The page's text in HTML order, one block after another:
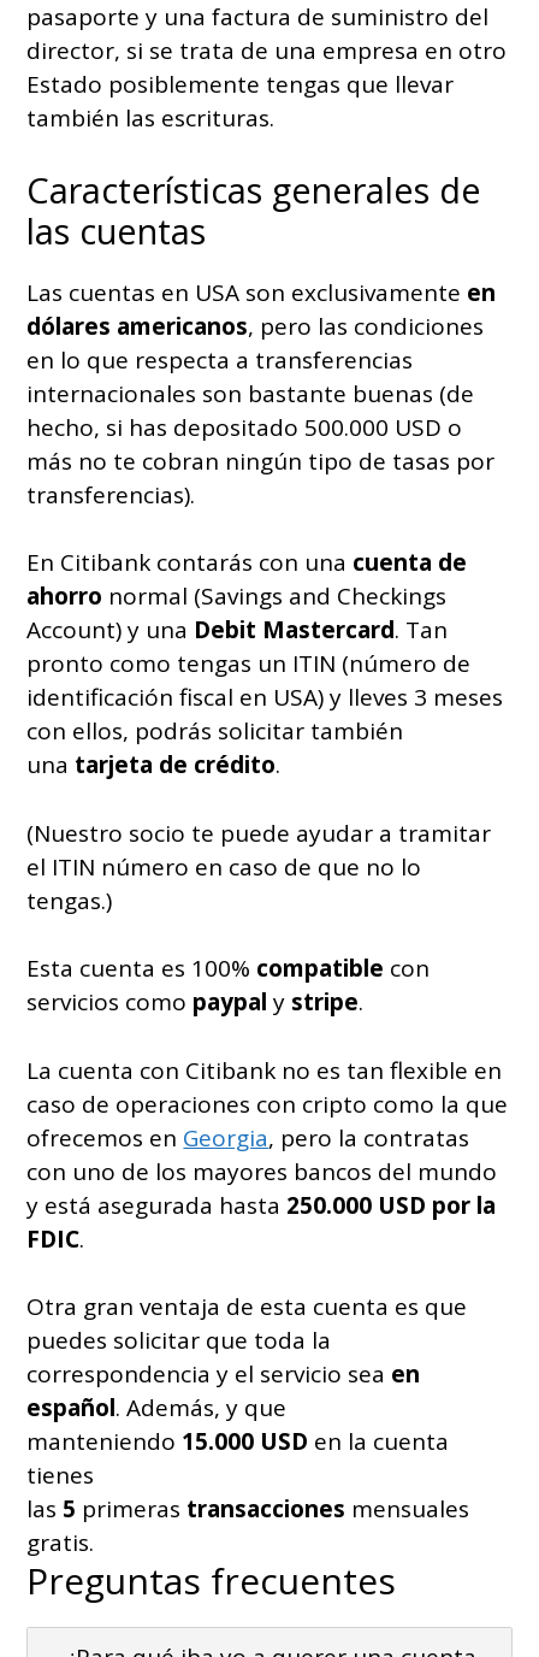
pasaporte y una factura de suministro del
director, si se trata de una empresa en otro
Estado posiblemente tengas que llevar
también las escrituras.
Características generales de
las cuentas
Las cuentas en USA son exclusivamente en
dólares americanos, pero las condiciones
en lo que respecta a transferencias
internacionales son bastante buenas (de
hecho, si has depositado 500.000 USD o
más no te cobran ningún tipo de tasas por
transferencias).
En Citibank contarás con una cuenta de
ahorro normal (Savings and Checkings
Account) y una Debit Mastercard. Tan
pronto como tengas un ITIN (número de
identificación fiscal en USA) y lleves 3 meses
con ellos, podrás solicitar también
una tarjeta de crédito.
(Nuestro socio te puede ayudar a tramitar
el ITIN número en caso de que no lo
tengas.)
Esta cuenta es 100% compatible con
servicios como paypal y stripe.
La cuenta con Citibank no es tan flexible en
caso de operaciones con cripto como la que
ofrecemos en Georgia, pero la contratas
con uno de los mayores bancos del mundo
y está asegurada hasta 250.000 USD por la
FDIC.
Otra gran ventaja de esta cuenta es que
puedes solicitar que toda la
correspondencia y el servicio sea en
español. Además, y que
manteniendo 15.000 USD en la cuenta
tienes
las 5 primeras transacciones mensuales
gratis.
Preguntas frecuentes